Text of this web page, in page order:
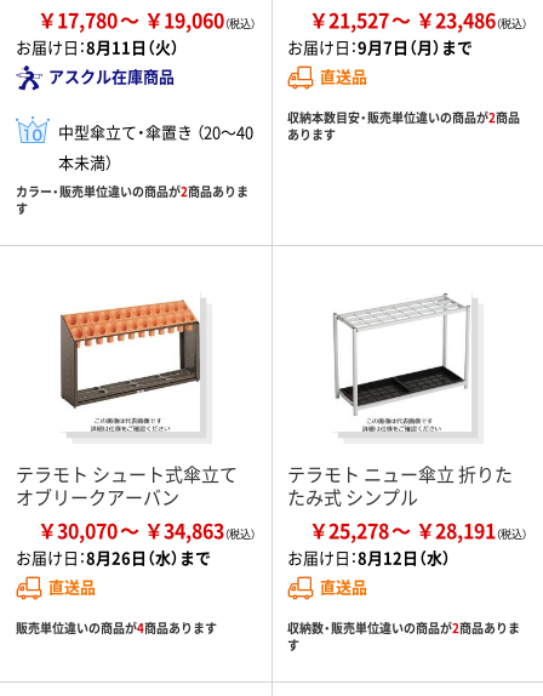
￥17,780 ￥19,060
お届け日：8月11日（火）
アスクル在庫商品
中型傘立て・傘置き （20～40
本未満）
カラー・販売単位違いの商品が2商品ありま
す
￥21,527 ￥23,486
お届け日：9月7日（月）まで
直送品
収納本数目安・販売単位違いの商品が2商品
あります
テラモト シュート式傘立て
オブリークアーバン
￥30,070 ￥34,863
お届け日：8月26日（水）まで
直送品
販売単位違いの商品が4商品あります
テラモト ニュー傘立 折りた
たみ式 シンプル
￥25,278 ￥28,191
お届け日：8月12日（水）
直送品
収納数・販売単位違いの商品が2商品ありま
す